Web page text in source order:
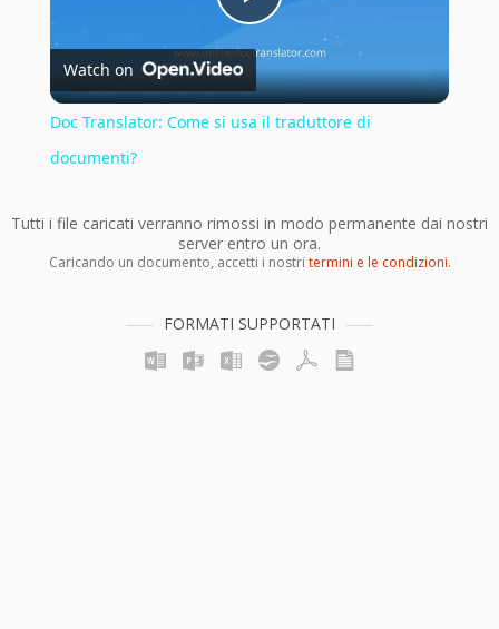
Play
Video
Watch on
Doc Translator: Come si usa il traduttore di
documenti?
Tutti i file caricati verranno rimossi in modo permanente dai nostri
server entro un ora.
Caricando un documento, accetti i nostri termini e le condizioni.
FORMATI SUPPORTATI